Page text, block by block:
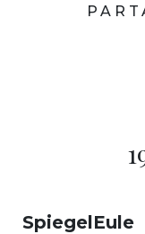
SpiegelEule